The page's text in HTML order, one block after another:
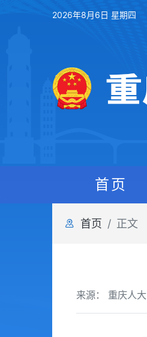
2026年8月6日 星期四
首页
首页 正文
来源： 重庆人大